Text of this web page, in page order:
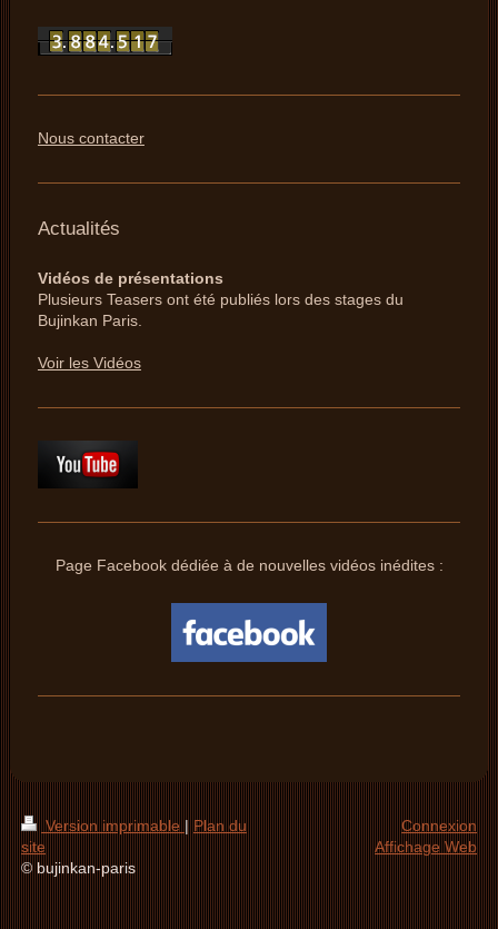
Nous contacter
Actualités
Vidéos de présentations
Plusieurs Teasers ont été publiés lors des stages du
Bujinkan Paris.
Voir les Vidéos
Page Facebook dédiée à de nouvelles vidéos inédites :
Version imprimable | Plan du
site
© bujinkan-paris
Connexion
Affichage Web